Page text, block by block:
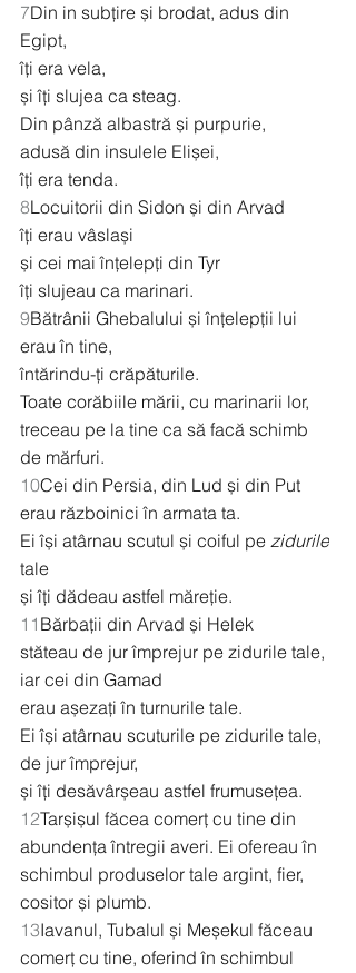
7Din in subțire și brodat, adus din
Egipt,
îți era vela,
și îți slujea ca steag.
Din pânză albastră și purpurie,
adusă din insulele Elișei,
îți era tenda.
8Locuitorii din Sidon și din Arvad
îți erau vâslași
și cei mai înțelepți din Tyr
îți slujeau ca marinari.
9Bătrânii Ghebalului și înțelepții lui
erau în tine,
întărindu-ți crăpăturile.
Toate corăbiile mării, cu marinarii lor,
treceau pe la tine ca să facă schimb
de mărfuri.
10Cei din Persia, din Lud și din Put
erau războinici în armata ta.
Ei își atârnau scutul și coiful pe zidurile
tale
și îți dădeau astfel măreție.
11 Bărbații din Arvad și Helek
stăteau de jur împrejur pe zidurile tale,
iar cei din Gamad
erau așezați în turnurile tale.
Ei își atârnau scuturile pe zidurile tale,
de jur împrejur,
și îți desăvârșeau astfel frumusețea.
12Tarșișul făcea comerț cu tine din
abundența întregii averi. Ei ofereau în
schimbul produselor tale argint, fier,
cositor și plumb.
13Iavanul, Tubalul și Meșekul făceau
comerț cu tine, oferind în schimbul